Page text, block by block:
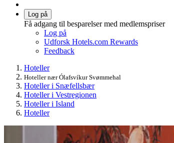
Log på
Få adgang til besparelser med medlemspriser
Log på
Udforsk Hotels.com Rewards
Feedback
Hoteller
Hoteller nær Ólafsvíkur Svømmehal
Hoteller i Snæfellsbær
Hoteller i Vestregionen
Hoteller i Island
Hoteller